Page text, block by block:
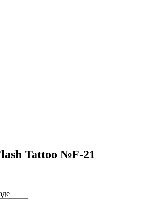
Tattoo №F-21